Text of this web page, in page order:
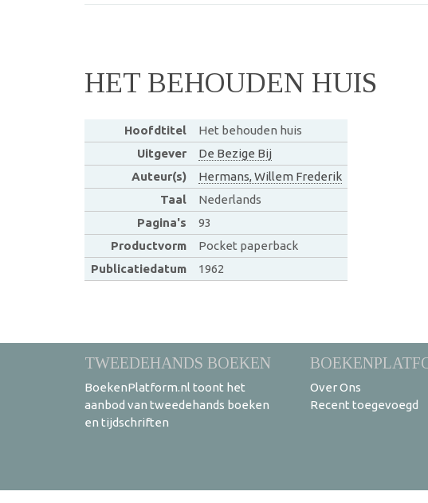
HET BEHOUDEN HUIS
Hoofdtitel
Het behouden huis
Uitgever
De Bezige Bij
Auteur(s)
Hermans, Willem Frederik
Taal
Nederlands
Pagina's
93
Productvorm
Pocket paperback
Publicatiedatum
1962
TWEEDEHANDS BOEKEN
BoekenPlatform.nl toont het
aanbod van tweedehands boeken
en tijdschriften
Over Ons
Recent toegevoegd